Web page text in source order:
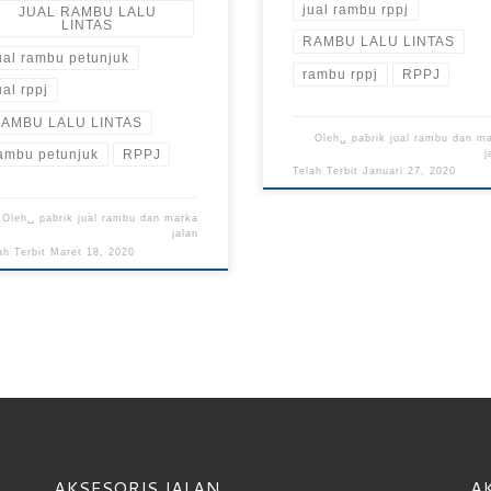
JUAL RAMBU LALU
LINTAS
rambu petunjuk
rppj
LALU LINTAS
petunjuk RPPJ
Oleh␣ pabrik jual rambu dan marka
jalan
Terbit Maret 18, 2020
jual rambu rppj
RAMBU LALU LINTAS
rambu rppj RPPJ
Oleh␣ pabrik jual rambu dan
Telah TerbitJanuari 27, 2020